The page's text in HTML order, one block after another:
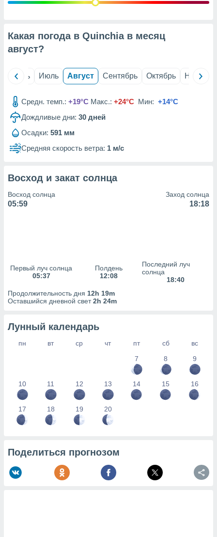
данных
рекламы
сведения
Какая погода в Quinchia в месяц
август?
Июнь Июль Август Сентябрь Октябрь Ноябрь
Средн. темп.: +19°C Макс.: +24°C Мин: +14°C
Дождливые дни: 30 дней
Осадки: 591 мм
Средняя скорость ветра: 1 м/с
Восход и закат солнца
Восход солнца
05:59
Заход солнца
18:18
Первый луч солнца
05:37
Полдень
12:08
Последний луч
солнца
18:40
Продолжительность дня 12h 19m
Оставшийся дневной свет2h 24m
Лунный календарь
пн вт ср чт пт сб
вс
7
8 9
10 11 12 13 14 15 16
17 18 19 20
Поделиться прогнозом